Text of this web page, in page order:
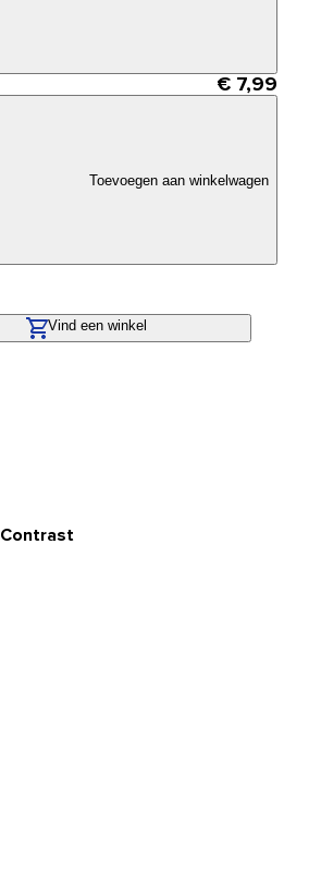
€ 7,99
Toevoegen aan winkelwagen
Vind een winkel
Contrast